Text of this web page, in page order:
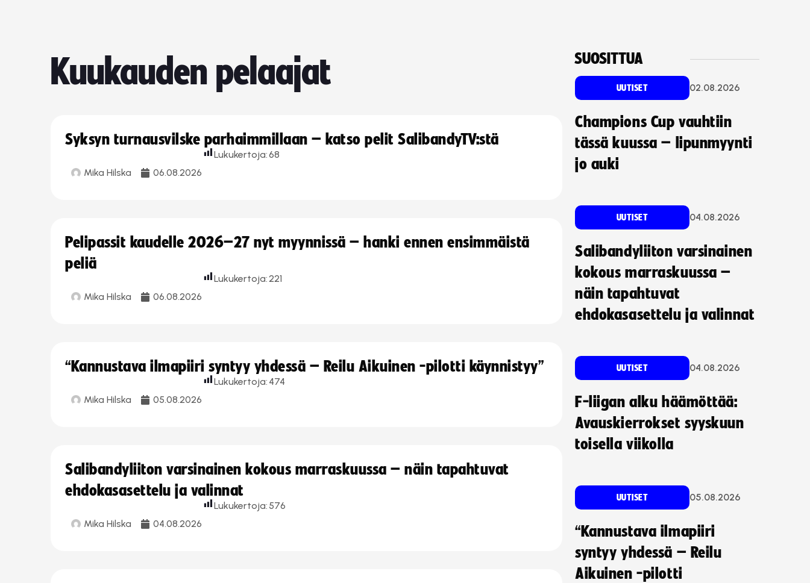
Kuukauden pelaajat
Syksyn turnausvilske parhaimmillaan – katso pelit SalibandyTV:stä
Mika Hilska 06.08.2026
Lukukertoja:68
Pelipassit kaudelle 2026–27 nyt myynnissä – hanki ennen ensimmäistä
peliä
Mika Hilska 06.08.2026
Lukukertoja:221
“Kannustava ilmapiiri syntyy yhdessä – Reilu Aikuinen -pilotti käynnistyy”
Mika Hilska 05.08.2026
Lukukertoja: 474
Salibandyliiton varsinainen kokous marraskuussa – näin tapahtuvat
ehdokasasettelu ja valinnat
Mika Hilska 04.08.2026
Lukukertoja: 576
SUOSITTUA
UUTISET 02.08.2026
Champions Cup vauhtiin
tässä kuussa – lipunmyynti
jo auki
UUTISET 04.08.2026
Salibandyliiton varsinainen
kokous marraskuussa –
näin tapahtuvat
ehdokasasettelu ja valinnat
UUTISET 04.08.2026
F-liigan alku häämöttää:
Avauskierrokset syyskuun
toisella viikolla
UUTISET 05.08.2026
“Kannustava ilmapiiri
syntyy yhdessä – Reilu
Aikuinen -pilotti